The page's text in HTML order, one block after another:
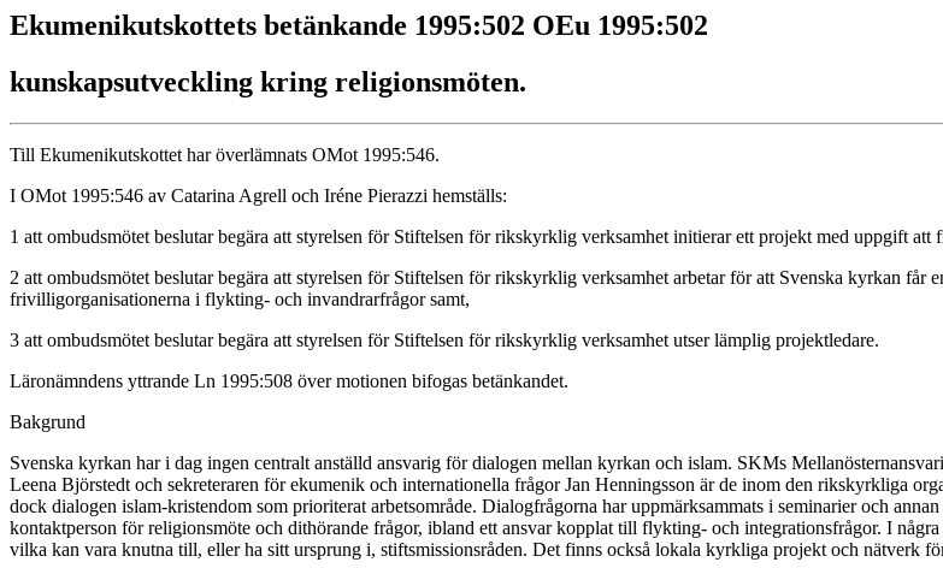
Ekumenikutskottets betänkande 1995:502 OEu 1995:502
kunskapsutveckling kring religionsmöten.
Till Ekumenikutskottet har överlämnats OMot 1995:546.
I OMot 1995:546 av Catarina Agrell och Iréne Pierazzi hemställs:
1 att ombudsmötet beslutar begära att styrelsen för Stiftelsen för rikskyrklig verksamhet initierar ett projekt med uppgift
2 att ombudsmötet beslutar begära att styrelsen för Stiftelsen för rikskyrklig verksamhet arbetar för att Svenska kyrkan får
frivilligorganisationerna i flykting- och invandrarfrågor samt,
3 att ombudsmötet beslutar begära att styrelsen för Stiftelsen för rikskyrklig verksamhet utser lämplig projektledare.
Läronämndens yttrande Ln 1995:508 över motionen bifogas betänkandet.
Bakgrund
Svenska kyrkan har i dag ingen centralt anställd ansvarig för dialogen mellan kyrkan och islam. SKMs
Leena Björstedt och sekreteraren för ekumenik och internationella frågor Jan Henningsson är de inom den rikskyrkliga
dock dialogen islam-kristendom som prioriterat arbetsområde. Dialogfrågorna har uppmärksammats i seminarier och
kontaktperson för religionsmöte och dithörande frågor, ibland ett ansvar kopplat till flykting- och integrationsfrågor. I
vilka kan vara knutna till, eller ha sitt ursprung i, stiftsmissionsråden. Det finns också lokala kyrkliga projekt och nätverk